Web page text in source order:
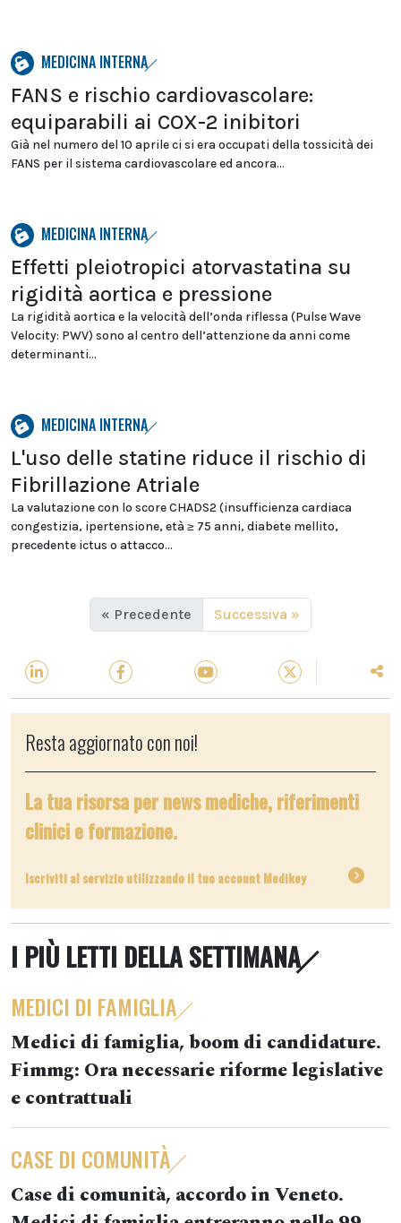
MEDICINA INTERNA
FANS e rischio cardiovascolare:
equiparabili ai COX-2 inibitori
Già nel numero del 10 aprile ci si era occupati della tossicità dei
FANS per il sistema cardiovascolare ed ancora...
MEDICINA INTERNA
Effetti pleiotropici atorvastatina su
rigidità aortica e pressione
La rigidità aortica e la velocità dell’onda riflessa (Pulse Wave
Velocity: PWV) sono al centro dell’attenzione da anni come
determinanti...
MEDICINA INTERNA
L'uso delle statine riduce il rischio di
Fibrillazione Atriale
La valutazione con lo score CHADS2 (insufficienza cardiaca
congestizia, ipertensione, età ≥ 75 anni, diabete mellito,
precedente ictus o attacco...
« Precedente Successiva »
Resta aggiornato con noi!
La tua risorsa per news mediche, riferimenti
clinici e formazione.
Iscriviti al servizio utilizzando il tuo account Medikey
I PIÙ LETTI DELLA SETTIMANA
MEDICI DI FAMIGLIA
Medici di famiglia, boom di candidature.
Fimmg: Ora necessarie riforme legislative
e contrattuali
CASE DI COMUNITÀ
Case di comunità, accordo in Veneto.